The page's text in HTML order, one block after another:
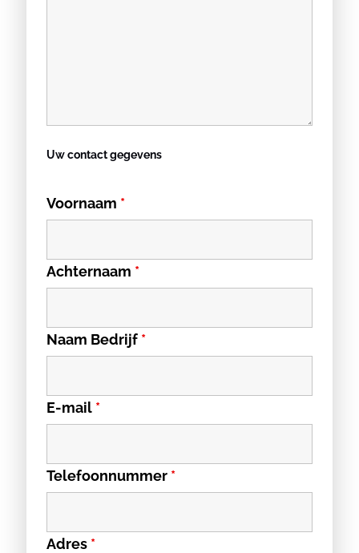
Uw contact gegevens
Voornaam *
Achternaam *
Naam Bedrijf *
E-mail *
Telefoonnummer *
Adres *